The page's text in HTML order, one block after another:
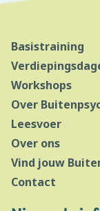
Basistraining
Workshops
Over
Leesvoer
Over ons
Vind jouw
Contact